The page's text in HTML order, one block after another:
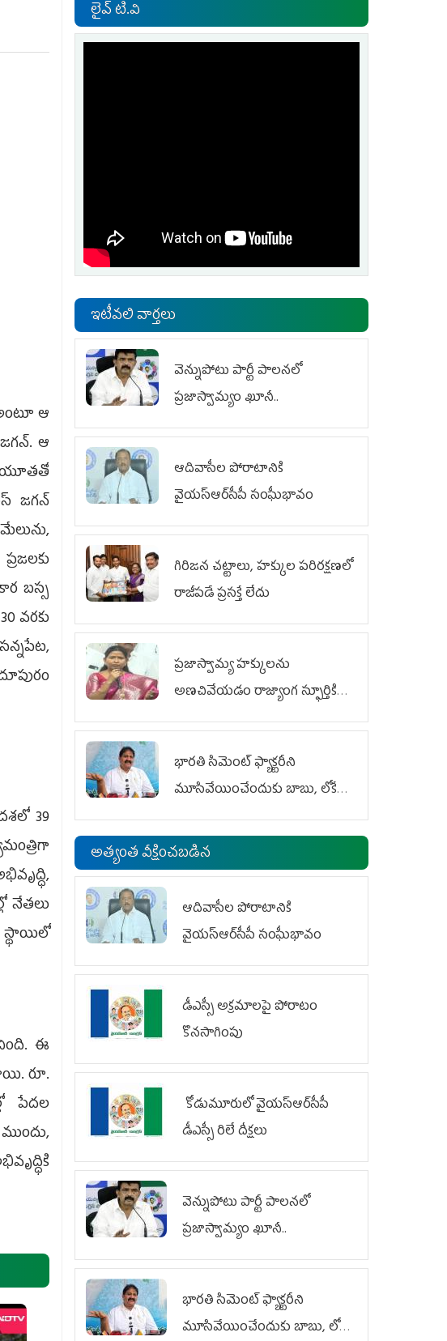
ఆ
ఆ
జగన్‌
బస్స
వరకు
39
నేతలు
ఈ
రూ.
పేదల
లైవ్ టి.వి
ఇటీవలి వార్తలు
వెన్నుపోటు పార్టీ పాలనలో
ప్రజాస్వామ్యం ఖూనీ..
ఆదివాసీల పోరాటానికి
వైయ‌స్ఆర్‌సీపీ సంఘీభావం
గిరిజన చట్టాలు, హక్కుల పరిరక్షణలో
రాజీపడే ప్రసక్తే లేదు
ప్రజాస్వామ్య హక్కులను
అణచివేయడం రాజ్యాంగ స్ఫూర్తికి
విరుద్ధం
భారతి సిమెంట్ ఫ్యాక్టరీని
మూసివేయించేందుకు బాబు, లోకేశ్
కుట్ర
అత్యంత వీక్షించబడిన
ఆదివాసీల పోరాటానికి
వైయ‌స్ఆర్‌సీపీ సంఘీభావం
డీఎస్సీ అక్రమాలపై పోరాటం
కొనసాగింపు
కోడుమూరులో వైయ‌స్ఆర్‌సీపీ
డీఎస్సీ రిలే దీక్షలు
వెన్నుపోటు పార్టీ పాలనలో
ప్రజాస్వామ్యం ఖూనీ..
భారతి సిమెంట్ ఫ్యాక్టరీని
మూసివేయించేందుకు బాబు, లోకేశ్